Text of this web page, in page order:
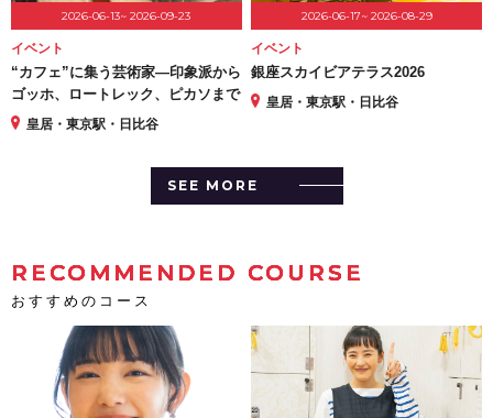
2026-06-13~ 2026-09-23
イベント
“カフェ”に集う芸術家―印象派から
ゴッホ、ロートレック、ピカソまで
皇居・東京駅・日比谷
2026-06-17~ 2026-08-29
イベント
銀座スカイビアテラス2026
皇居・東京駅・日比谷
SEE MORE
RECOMMENDED COURSE
おすすめのコース